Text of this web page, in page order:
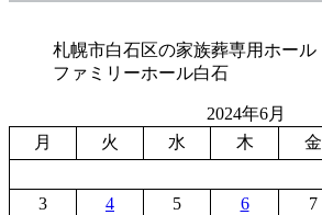
札幌市白石区の家族葬専用ホール
ファミリーホール白石
2024年6月
月
火 水 木 金
3
4 5 6 7